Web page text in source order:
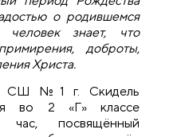
о родившемся
человек знает, что
доброты,
Христа.
СШ №1 г. Скидель
во 2 «Г» классе
час, посвящённый